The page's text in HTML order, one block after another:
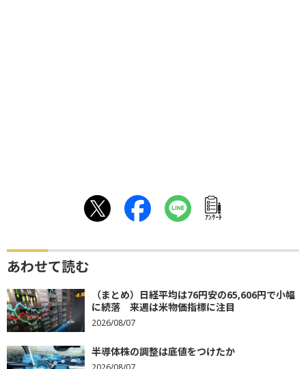
ｱﾝｹｰﾄ
あわせて読む
（まとめ）日経平均は76円安の65,606円で小幅
に続落 来週は米物価指標に注目
2026/08/07
半導体株の調整は底値をつけたか